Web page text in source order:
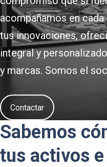
acompañamos en
tus innovaciones,
integral y
y marcas. Somos el
Contactar
Sabemos
tus activos